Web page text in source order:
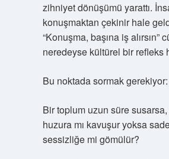
zihniyet dönüşümü yarattı.
konuşmaktan çekinir hale
“Konuşma, başına iş alırsın”
neredeyse kültürel bir refleks
Bu noktada sormak gerekiyor:
Bir toplum uzun süre
huzura mı kavuşur yoksa
sessizliğe mi gömülür?